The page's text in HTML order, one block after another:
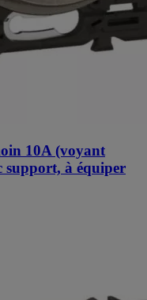
10A (voyant
support, à équiper